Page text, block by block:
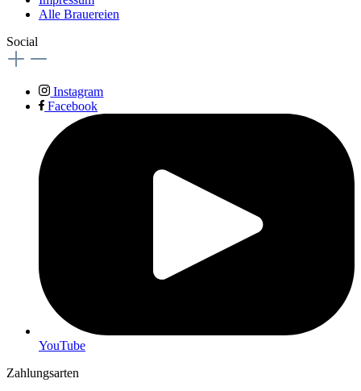
Alle Brauereien
Social
Instagram
Facebook
YouTube
Zahlungsarten